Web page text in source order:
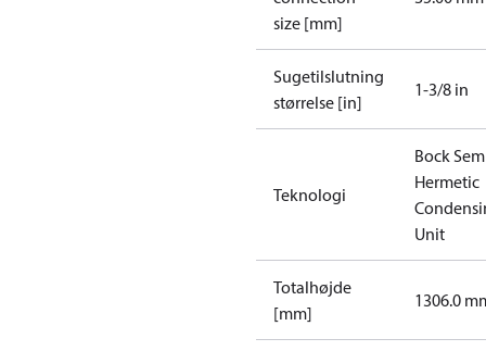
size [mm]
Sugetilslutning
størrelse [in]
1-3/8 in
Teknologi
Bock
Hermetic
Unit
Totalhøjde
[mm]
1306.0